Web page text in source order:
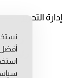
إدارة التحرير
رئيس
رئيس
أفضل